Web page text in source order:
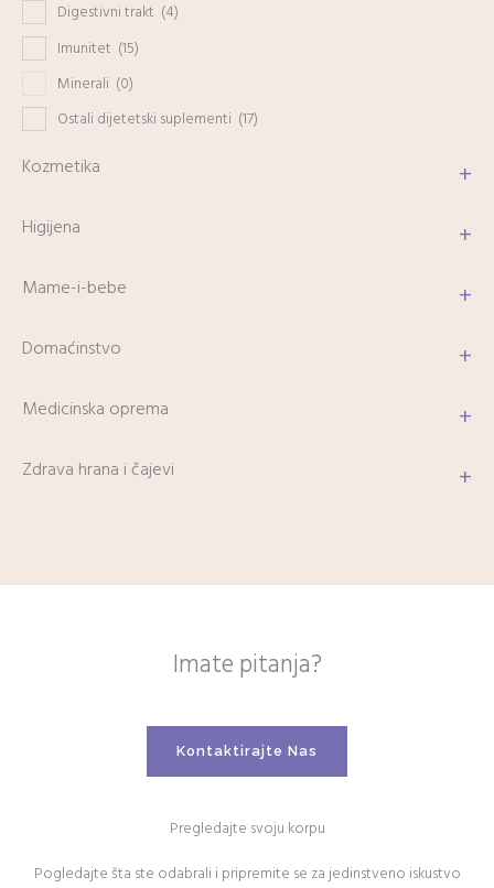
Digestivni trakt (4)
Imunitet (15)
Minerali (0)
Ostali dijetetski suplementi (17)
Kozmetika +
Higijena +
Mame-i-bebe +
Domaćinstvo +
Medicinska oprema +
Zdrava hrana i čajevi +
Imate pitanja?
Kontaktirajte Nas
Pregledajte svoju korpu
Pogledajte šta ste odabrali i pripremite se za jedinstveno iskustvo